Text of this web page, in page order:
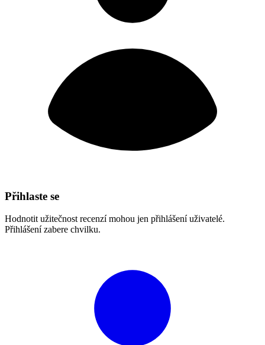
Přihlaste se
Hodnotit užitečnost recenzí mohou jen přihlášení uživatelé.
Přihlášení zabere chvilku.